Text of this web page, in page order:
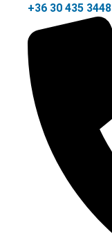
+36 30 435 3448